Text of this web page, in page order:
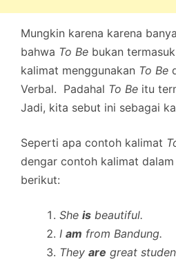
Mungkin karena karena
bahwa To Be bukan
kalimat menggunakan To Be
Verbal. Padahal To Be itu
Jadi, kita sebut ini sebagai
Seperti apa contoh kalimat
dengar contoh kalimat
berikut:
She is beautiful.
I am from Bandung.
They are great